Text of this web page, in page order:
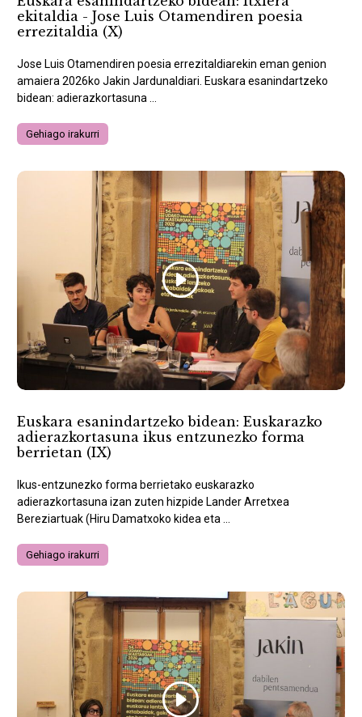
ekitaldia - Jose Luis Otamendiren poesia
errezitaldia (X)
Jose Luis Otamendiren poesia errezitaldiarekin eman genion
amaiera 2026ko Jakin Jardunaldiari. Euskara esanindartzeko
bidean: adierazkortasuna ...
Gehiago irakurri
Euskara esanindartzeko bidean: Euskarazko
adierazkortasuna ikus entzunezko forma
berrietan (IX)
Ikus-entzunezko forma berrietako euskarazko
adierazkortasuna izan zuten hizpide Lander Arretxea
Bereziartuak (Hiru Damatxoko kidea eta ...
Gehiago irakurri